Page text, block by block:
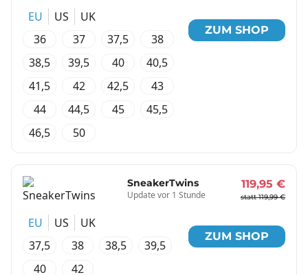
EU US
UK
36
37 37,5
38
38,5
39,5 40
40,5
41,5
42 42,5
43
44
44,5 45
45,5
46,5
50
ZUM SHOP
SneakerTwins
Update vor 1 Stunde
119,95 €
statt 119,99 €
EU US
UK
37,5
38 38,5
39,5
40
42
ZUM SHOP